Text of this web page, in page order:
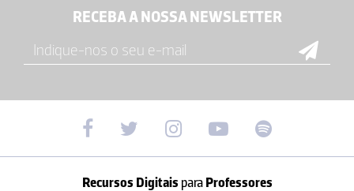
RECEBA A NOSSA NEWSLETTER
Recursos Digitais paraProfessores